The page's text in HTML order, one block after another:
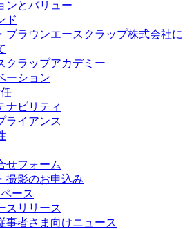
ンとバリュー
ド
ブラウンエースクラップ株式会社に
クラップアカデミー
ーション
ナビリティ
ライアンス
せフォーム
撮影のお申込み
ース
スリリース
事者さま向けニュース